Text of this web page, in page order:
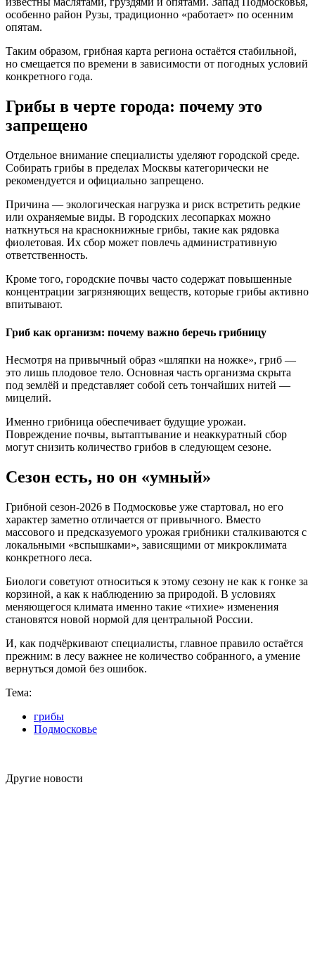
особенно район Рузы, традиционно «работает» по осенним
опятам.
Таким образом, грибная карта региона остаётся стабильной,
но смещается по времени в зависимости от погодных условий
конкретного года.
Грибы в черте города: почему это
запрещено
Отдельное внимание специалисты уделяют городской среде.
Собирать грибы в пределах Москвы категорически не
рекомендуется и официально запрещено.
Причина — экологическая нагрузка и риск встретить редкие
или охраняемые виды. В городских лесопарках можно
наткнуться на краснокнижные грибы, такие как рядовка
фиолетовая. Их сбор может повлечь административную
ответственность.
Кроме того, городские почвы часто содержат повышенные
концентрации загрязняющих веществ, которые грибы активно
впитывают.
Гриб как организм: почему важно беречь грибницу
Несмотря на привычный образ «шляпки на ножке», гриб —
это лишь плодовое тело. Основная часть организма скрыта
под землёй и представляет собой сеть тончайших нитей —
мицелий.
Именно грибница обеспечивает будущие урожаи.
Повреждение почвы, вытаптывание и неаккуратный сбор
могут снизить количество грибов в следующем сезоне.
Сезон есть, но он «умный»
Грибной сезон-2026 в Подмосковье уже стартовал, но его
характер заметно отличается от привычного. Вместо
массового и предсказуемого урожая грибники сталкиваются с
локальными «вспышками», зависящими от микроклимата
конкретного леса.
Биологи советуют относиться к этому сезону не как к гонке за
корзиной, а как к наблюдению за природой. В условиях
меняющегося климата именно такие «тихие» изменения
становятся новой нормой для центральной России.
И, как подчёркивают специалисты, главное правило остаётся
прежним: в лесу важнее не количество собранного, а умение
вернуться домой без ошибок.
Тема:
грибы
Подмосковье
Другие новости